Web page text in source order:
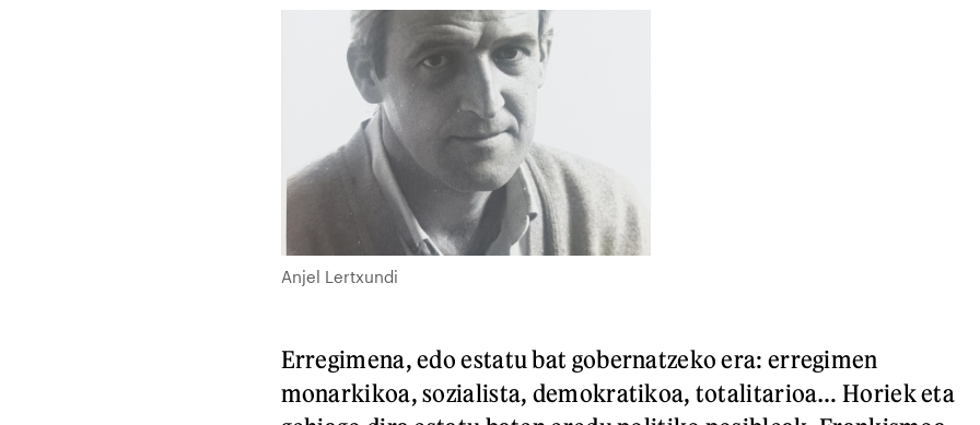
Anjel Lertxundi
Erregimena, edo estatu bat gobernatzeko era: erregimen
monarkikoa, sozialista, demokratikoa, totalitarioa… Horiek eta